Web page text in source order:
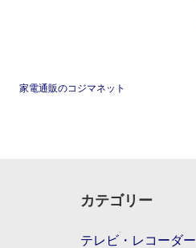
家電通販のコジマネット
カテゴリー
テレビ・レコーダー